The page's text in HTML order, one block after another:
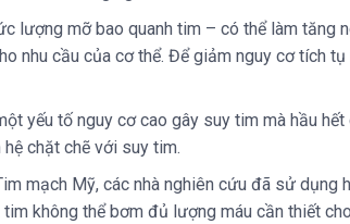
lượng mỡ bao quanh tim – có thể làm tăng
nhu cầu của cơ thể. Để giảm nguy cơ tích
yếu tố nguy cơ cao gây suy tim mà hầu
chặt chẽ với suy tim.
mạch Mỹ, các nhà nghiên cứu đã sử dụng
không thể bơm đủ lượng máu cần thiết